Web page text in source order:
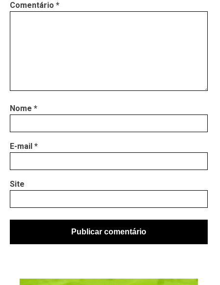
Comentário *
Nome *
E-mail *
Site